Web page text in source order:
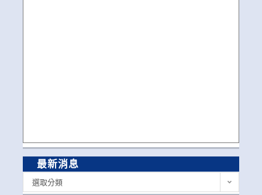
最新消息
選取分類